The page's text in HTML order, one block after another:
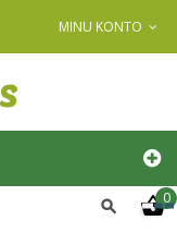
MINU KONTO
0